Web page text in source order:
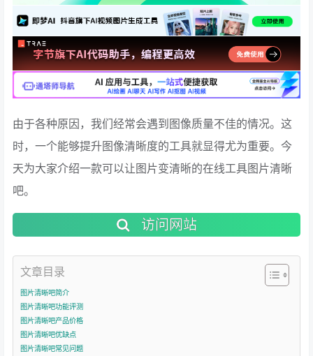
由于各种原因，我们经常会遇到图像质量不佳的情况。这
时，一个能够提升图像清晰度的工具就显得尤为重要。今
天为大家介绍一款可以让图片变清晰的在线工具图片清晰
吧。
访问网站
文章目录
图片清晰吧简介
图片清晰吧功能评测
图片清晰吧产品价格
图片清晰吧优缺点
图片清晰吧常见问题